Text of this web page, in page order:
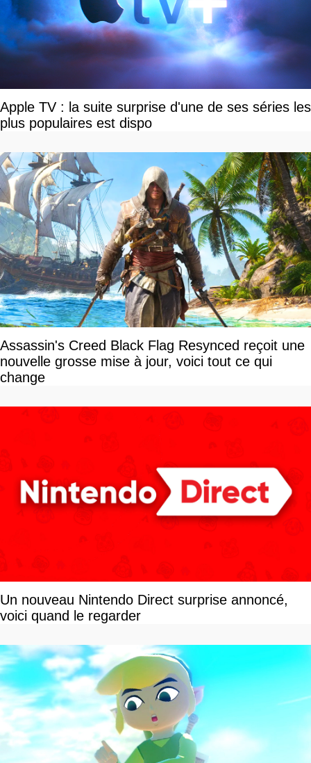
Apple TV : la suite surprise d'une de ses séries les
plus populaires est dispo
Assassin's Creed Black Flag Resynced reçoit une
nouvelle grosse mise à jour, voici tout ce qui
change
Un nouveau Nintendo Direct surprise annoncé,
voici quand le regarder